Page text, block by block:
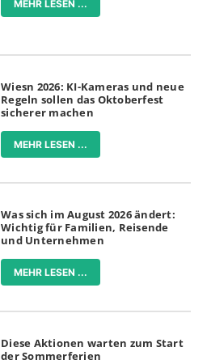
MEHR LESEN ...
Wiesn 2026: KI-Kameras und neue
Regeln sollen das Oktoberfest
sicherer machen
MEHR LESEN ...
Was sich im August 2026 ändert:
Wichtig für Familien, Reisende
und Unternehmen
MEHR LESEN ...
Diese Aktionen warten zum Start
der Sommerferien